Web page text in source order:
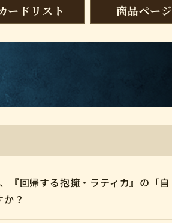
ードリスト 商品ページ
『回帰する抱擁・ラティカ』の「自
？